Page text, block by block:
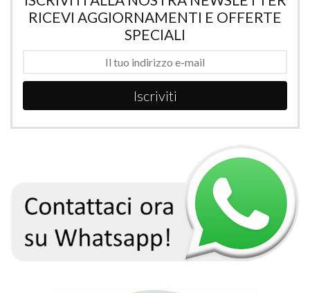
RICEVI AGGIORNAMENTI E OFFERTE
SPECIALI
Iscriviti